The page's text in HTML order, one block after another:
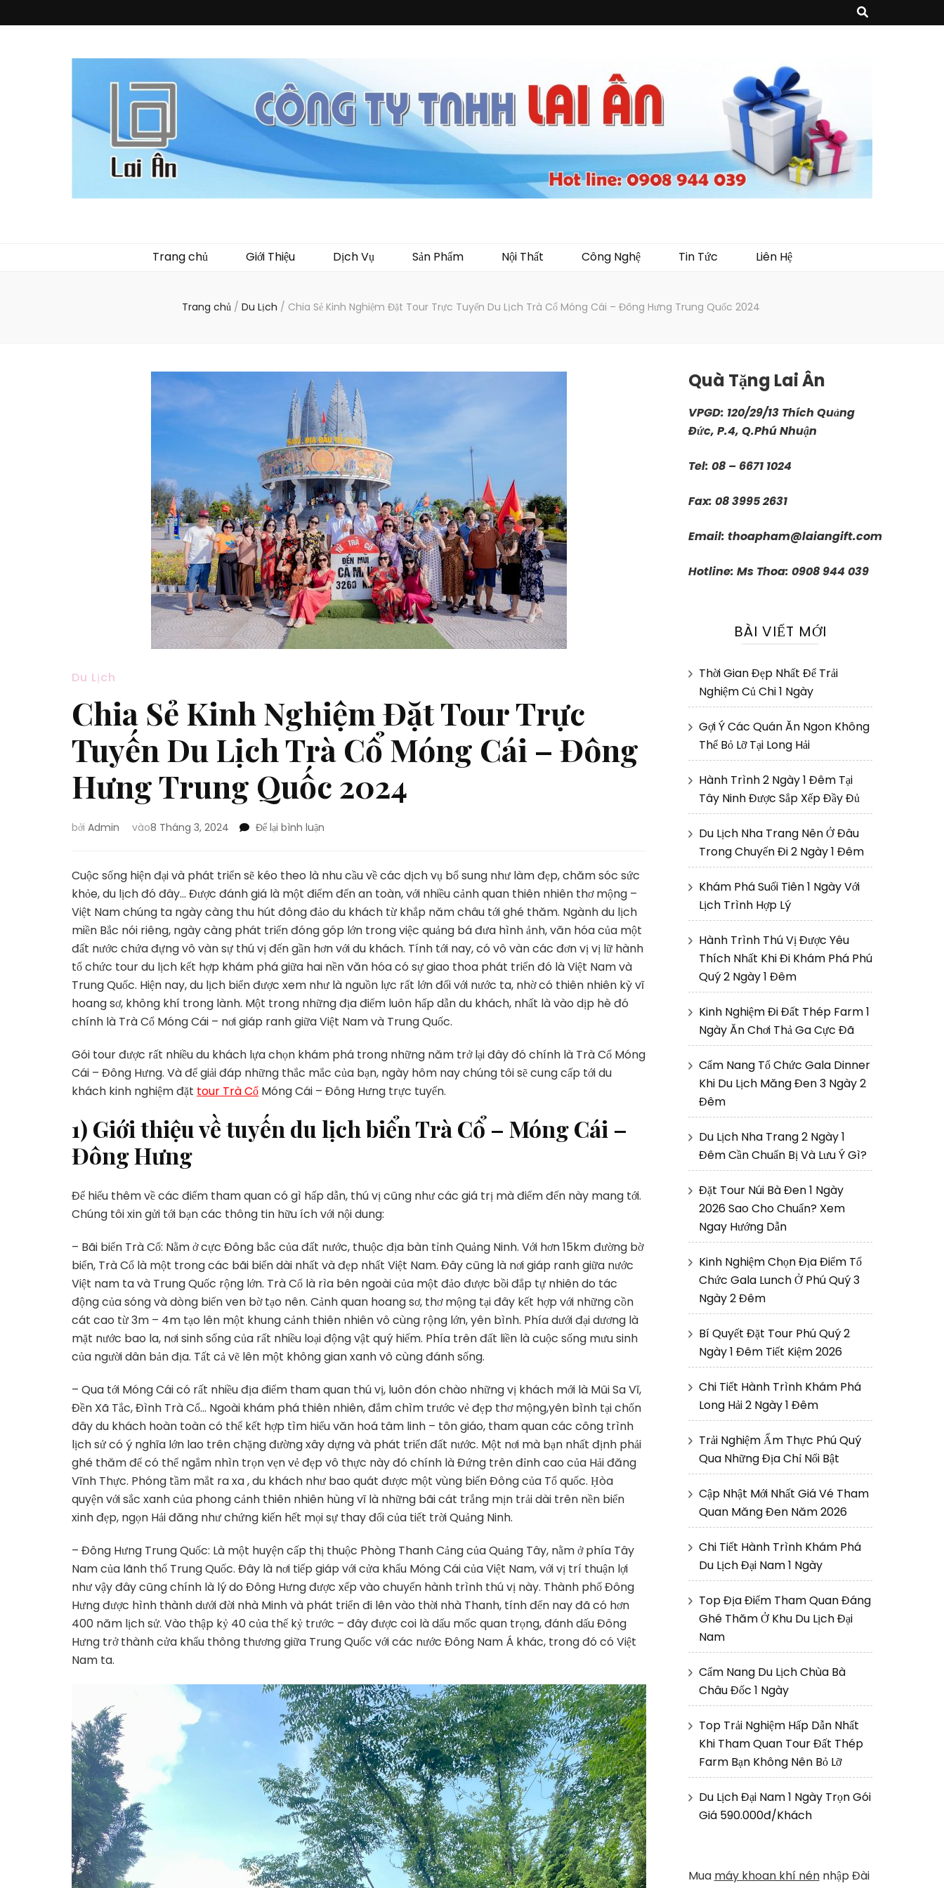
Trang chủ Giới Thiệu Dịch Vụ Sản Phẩm Nội Thất Công Nghệ Tin Tức Liên Hệ
Trang chủ / Du Lịch / Chia Sẻ Kinh Nghiệm Đặt Tour Trực Tuyến Du Lịch Trà Cổ Móng Cái – Đông Hưng Trung Quốc 2024
Du Lịch
Chia Sẻ Kinh Nghiệm Đặt Tour Trực
Tuyến Du Lịch Trà Cổ Móng Cái – Đông
Hưng Trung Quốc 2024
bởi Admin vào8 Tháng 3, 2024 Để lại bình luận
Kinh
Nghiệm
Đặt
Tour
Trực
Tuyến
Du
Lịch
Trà
Cổ
Móng
Đông
Hưng
Trung
2024
Cuộc sống hiện đại và phát triển sẽ kéo theo là nhu cầu về các dịch vụ bổ sung như làm đẹp, chăm sóc sức
khỏe, du lịch đó đây… Được đánh giá là một điểm đến an toàn, với nhiều cảnh quan thiên nhiên thơ mộng –
Việt Nam chúng ta ngày càng thu hút đông đảo du khách từ khắp năm châu tới ghé thăm. Ngành du lịch
miền Bắc nói riêng, ngày càng phát triển đóng góp lớn trong việc quảng bá đưa hình ảnh, văn hóa của một
đất nước chứa đựng vô vàn sự thú vị đến gần hơn với du khách. Tính tới nay, có vô vàn các đơn vị vị lữ hành
tổ chức tour du lịch kết hợp khám phá giữa hai nền văn hóa có sự giao thoa phát triển đó là Việt Nam và
Trung Quốc. Hiện nay, du lịch biển được xem như là nguồn lực rất lớn đối với nước ta, nhờ có thiên nhiên kỳ vĩ
hoang sơ, không khí trong lành. Một trong những địa điểm luôn hấp dẫn du khách, nhất là vào dịp hè đó
chính là Trà Cổ Móng Cái – nơi giáp ranh giữa Việt Nam và Trung Quốc.
Gói tour được rất nhiều du khách lựa chọn khám phá trong những năm trở lại đây đó chính là Trà Cổ Móng
Cái – Đông Hưng. Và để giải đáp những thắc mắc của bạn, ngày hôm nay chúng tôi sẽ cung cấp tới du
khách kinh nghiệm đặt tour Trà Cổ Móng Cái – Đông Hưng trực tuyến.
1) Giới thiệu về tuyến du lịch biển Trà Cổ – Móng Cái –
Đông Hưng
Để hiểu thêm về các điểm tham quan có gì hấp dẫn, thú vị cũng như các giá trị mà điểm đến này mang tới.
Chúng tôi xin gửi tới bạn các thông tin hữu ích với nội dung:
– Bãi biển Trà Cổ: Nằm ở cực Đông bắc của đất nước, thuộc địa bàn tỉnh Quảng Ninh. Với hơn 15km đường bờ
biển, Trà Cổ là một trong các bãi biển dài nhất và đẹp nhất Việt Nam. Đây cũng là nơi giáp ranh giữa nước
Việt nam ta và Trung Quốc rộng lớn. Trà Cổ là rìa bên ngoài của một đảo được bồi đắp tự nhiên do tác
động của sóng và dòng biển ven bờ tạo nên. Cảnh quan hoang sơ, thơ mộng tại đây kết hợp với những cồn
cát cao từ 3m – 4m tạo lên một khung cảnh thiên nhiên vô cùng rộng lớn, yên bình. Phía dưới đại dương là
mặt nước bao la, nơi sinh sống của rất nhiều loại động vật quý hiếm. Phía trên đất liền là cuộc sống mưu sinh
của người dân bản địa. Tất cả vẽ lên một không gian xanh vô cùng đánh sống.
– Qua tới Móng Cái có rất nhiều địa điểm tham quan thú vị, luôn đón chào những vị khách mới là Mũi Sa Vĩ,
Đền Xã Tắc, Đình Trà Cổ… Ngoài khám phá thiên nhiên, đắm chìm trước vẻ đẹp thơ mộng,yên bình tại chốn
đây du khách hoàn toàn có thể kết hợp tìm hiểu văn hoá tâm linh – tôn giáo, tham quan các công trình
lịch sử có ý nghĩa lớn lao trên chặng đường xây dựng và phát triển đất nước. Một nơi mà bạn nhất định phải
ghé thăm để có thể ngắm nhìn trọn vẹn vẻ đẹp vô thực này đó chính là Đứng trên đỉnh cao của Hải đăng
Vĩnh Thực. Phóng tầm mắt ra xa , du khách như bao quát được một vùng biển Đông của Tổ quốc. Ḥòa
quyện với sắc xanh của phong cảnh thiên nhiên hùng vĩ là những bãi cát trắng mịn trải dài trên nền biển
xinh đẹp, ngọn Hải đăng như chứng kiến hết mọi sự thay đổi của tiết trời Quảng Ninh.
– Đông Hưng Trung Quốc: Là một huyện cấp thị thuộc Phòng Thanh Cảng của Quảng Tây, nằm ở phía Tây
Nam của lãnh thổ Trung Quốc. Đây là nơi tiếp giáp với cửa khẩu Móng Cái của Việt Nam, với vị trí thuận lợi
như vậy đây cũng chính là lý do Đông Hưng được xếp vào chuyến hành trình thú vị này. Thành phố Đông
Hưng được hình thành dưới đời nhà Minh và phát triển đi lên vào thời nhà Thanh, tính đến nay đã có hơn
400 năm lịch sử. Vào thập kỷ 40 của thế kỷ trước – đây được coi là dấu mốc quan trọng, đánh dấu Đông
Hưng trở thành cửa khẩu thông thương giữa Trung Quốc với các nước Đông Nam Á khác, trong đó có Việt
Nam ta.
Quà Tặng Lai Ân
VPGD: 120/29/13 Thích Quảng
Đức, P.4, Q.Phú Nhuận
Tel: 08 – 6671 1024
Fax: 08 3995 2631
Email: thoapham@laiangift.com
Hotline: Ms Thoa: 0908 944 039
BÀI VIẾT MỚI
Thời Gian Đẹp Nhất Để Trải
Nghiệm Củ Chi 1 Ngày
Gợi Ý Các Quán Ăn Ngon Không
Thể Bỏ Lỡ Tại Long Hải
Hành Trình 2 Ngày 1 Đêm Tại
Tây Ninh Được Sắp Xếp Đầy Đủ
Du Lịch Nha Trang Nên Ở Đâu
Trong Chuyến Đi 2 Ngày 1 Đêm
Khám Phá Suối Tiên 1 Ngày Với
Lịch Trình Hợp Lý
Hành Trình Thú Vị Được Yêu
Thích Nhất Khi Đi Khám Phá Phú
Quý 2 Ngày 1 Đêm
Kinh Nghiệm Đi Đất Thép Farm 1
Ngày Ăn Chơi Thả Ga Cực Đã
Cẩm Nang Tổ Chức Gala Dinner
Khi Du Lịch Măng Đen 3 Ngày 2
Đêm
Du Lịch Nha Trang 2 Ngày 1
Đêm Cần Chuẩn Bị Và Lưu Ý Gì?
Đặt Tour Núi Bà Đen 1 Ngày
2026 Sao Cho Chuẩn? Xem
Ngay Hướng Dẫn
Kinh Nghiệm Chọn Địa Điểm Tổ
Chức Gala Lunch Ở Phú Quý 3
Ngày 2 Đêm
Bí Quyết Đặt Tour Phú Quý 2
Ngày 1 Đêm Tiết Kiệm 2026
Chi Tiết Hành Trình Khám Phá
Long Hải 2 Ngày 1 Đêm
Trải Nghiệm Ẩm Thực Phú Quý
Qua Những Địa Chỉ Nổi Bật
Cập Nhật Mới Nhất Giá Vé Tham
Quan Măng Đen Năm 2026
Chi Tiết Hành Trình Khám Phá
Du Lịch Đại Nam 1 Ngày
Top Địa Điểm Tham Quan Đáng
Ghé Thăm Ở Khu Du Lịch Đại
Nam
Cẩm Nang Du Lịch Chùa Bà
Châu Đốc 1 Ngày
Top Trải Nghiệm Hấp Dẫn Nhất
Khi Tham Quan Tour Đất Thép
Farm Bạn Không Nên Bỏ Lỡ
Du Lịch Đại Nam 1 Ngày Trọn Gói
Giá 590.000đ/Khách
Mua máy khoan khí nénnhập Đài